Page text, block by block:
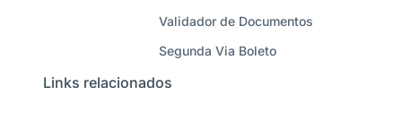
Validador de Documentos
Segunda Via Boleto
Links relacionados